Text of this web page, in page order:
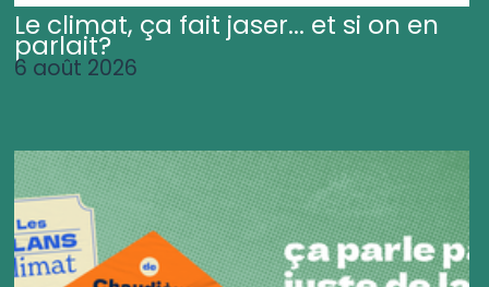
Le climat, ça fait jaser... et si on en
parlait?
6 août 2026